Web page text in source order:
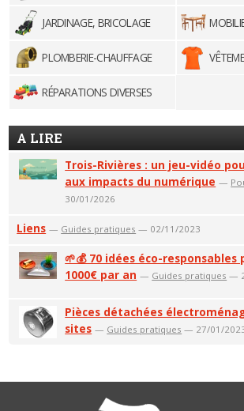
JARDINAGE, BRICOLAGE
PLOMBERIE-CHAUFFAGE
RÉPARATIONS DIVERSES
A LIRE
Trois-Rivières : un jeu-vidéo
aux impacts du numérique —
30/01/2026
Liens — Guides pratiques — 02/11/2023
🌱💰 70 idées éco-
1000€ par an — Guides pratiques —
Pièces détachées
sites — Guides pratiques — 27/01/